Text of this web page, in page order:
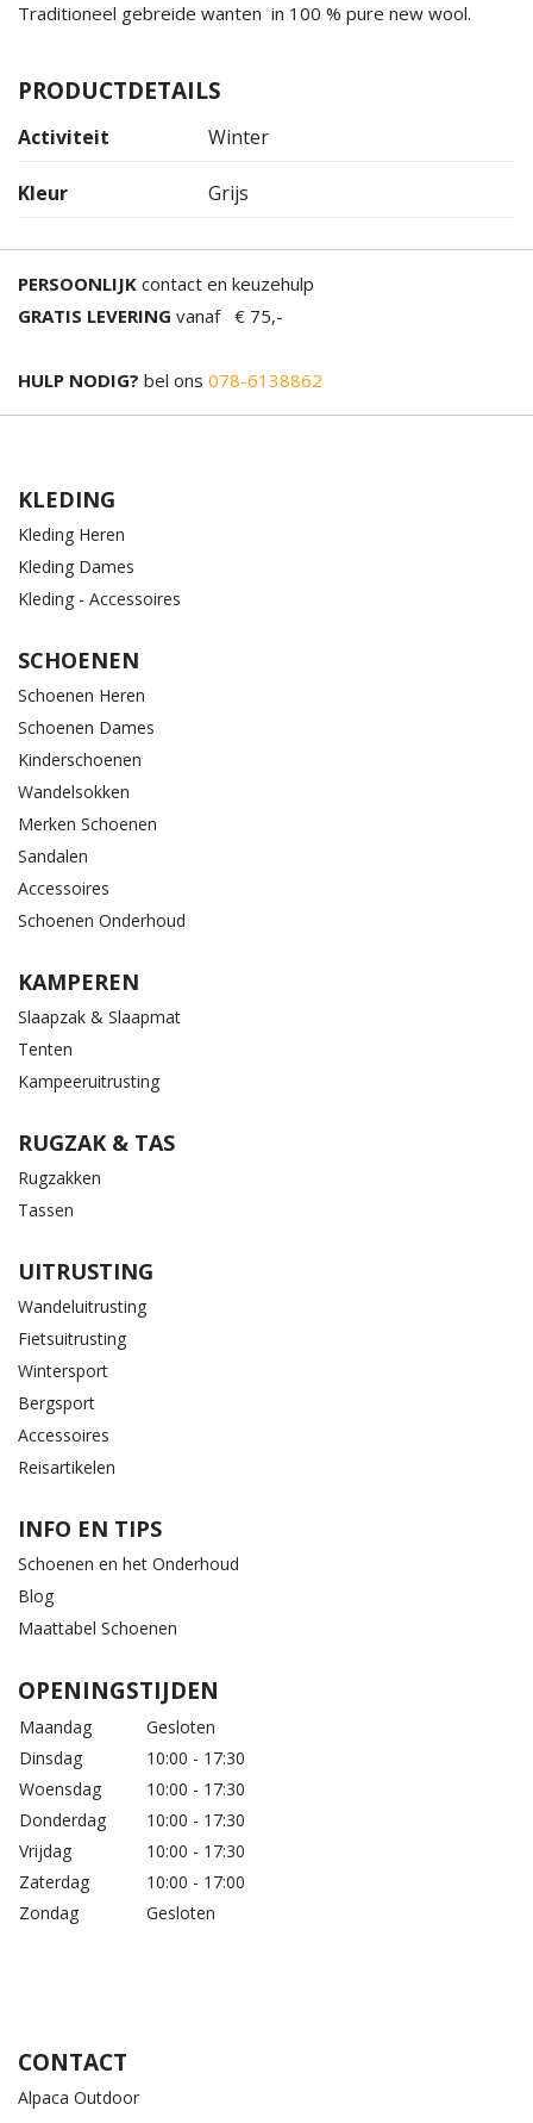
Traditioneel gebreide wanten in 100 % pure new wool.
PRODUCTDETAILS
Activiteit Winter
Kleur Grijs
PERSOONLIJK contact en keuzehulp
GRATIS LEVERING vanaf € 75,-
HULP NODIG? bel ons 078-6138862
KLEDING
Kleding Heren
Kleding Dames
Kleding - Accessoires
SCHOENEN
Schoenen Heren
Schoenen Dames
Kinderschoenen
Wandelsokken
Merken Schoenen
Sandalen
Accessoires
Schoenen Onderhoud
KAMPEREN
Slaapzak & Slaapmat
Tenten
Kampeeruitrusting
RUGZAK & TAS
Rugzakken
Tassen
UITRUSTING
Wandeluitrusting
Fietsuitrusting
Wintersport
Bergsport
Accessoires
Reisartikelen
INFO EN TIPS
Schoenen en het Onderhoud
Blog
Maattabel Schoenen
OPENINGSTIJDEN
Maandag
Gesloten
Dinsdag
10:00 - 17:30
Woensdag
10:00 - 17:30
Donderdag
10:00 - 17:30
Vrijdag
10:00 - 17:30
Zaterdag
10:00 - 17:00
Zondag
Gesloten
CONTACT
Alpaca Outdoor